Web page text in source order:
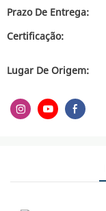
Prazo De Entrega:
Certificação:
Lugar De Origem: